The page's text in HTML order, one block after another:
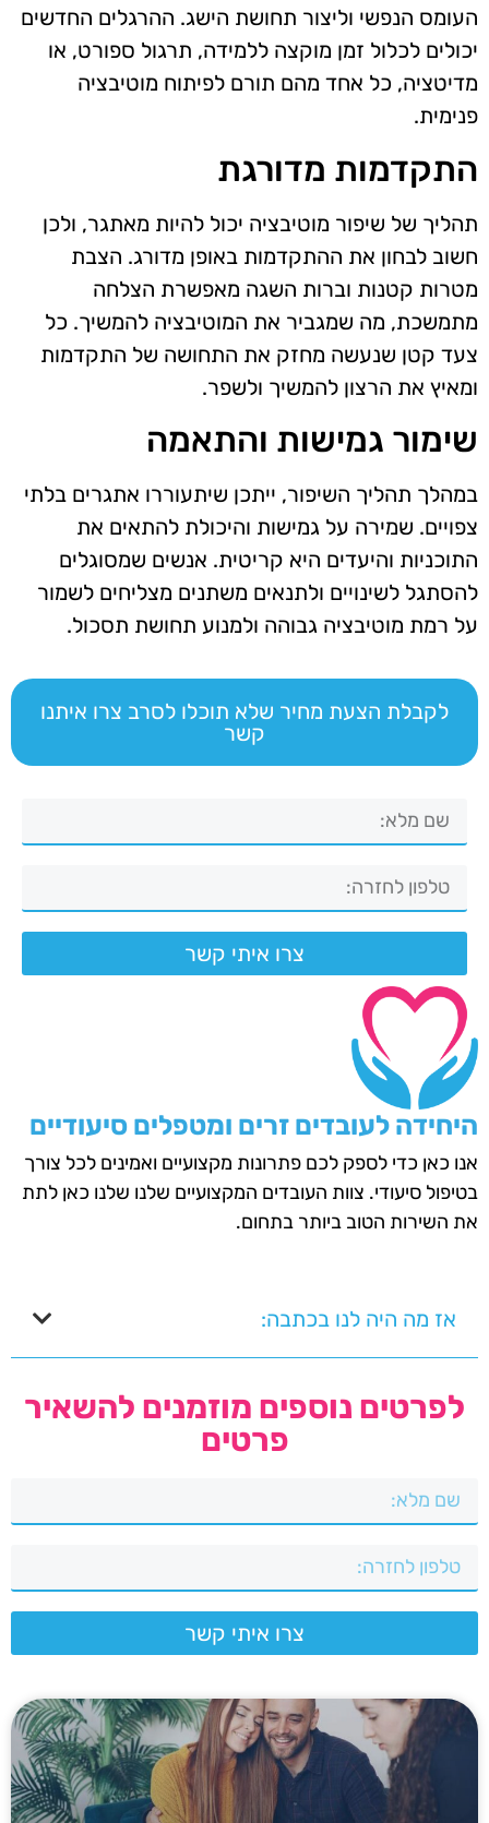
העומס הנפשי וליצור תחושת הישג. ההרגלים החדשים
יכולים לכלול זמן מוקצה ללמידה, תרגול ספורט, או
מדיטציה, כל אחד מהם תורם לפיתוח מוטיבציה
פנימית.
התקדמות מדורגת
תהליך של שיפור מוטיבציה יכול להיות מאתגר, ולכן
חשוב לבחון את ההתקדמות באופן מדורג. הצבת
מטרות קטנות וברות השגה מאפשרת הצלחה
מתמשכת, מה שמגביר את המוטיבציה להמשיך. כל
צעד קטן שנעשה מחזק את התחושה של התקדמות
ומאיץ את הרצון להמשיך ולשפר.
שימור גמישות והתאמה
במהלך תהליך השיפור, ייתכן שיתעוררו אתגרים בלתי
צפויים. שמירה על גמישות והיכולת להתאים את
התוכניות והיעדים היא קריטית. אנשים שמסוגלים
להסתגל לשינויים ולתנאים משתנים מצליחים לשמור
על רמת מוטיבציה גבוהה ולמנוע תחושת תסכול.
לקבלת הצעת מחיר שלא תוכלו לסרב צרו איתנו
קשר
צרו איתי קשר
היחידה לעובדים זרים ומטפלים סיעודיים
אנו כאן כדי לספק לכם פתרונות מקצועיים ואמינים לכל צורך
בטיפול סיעודי. צוות העובדים המקצועיים שלנו שלנו כאן לתת
את השירות הטוב ביותר בתחום.
אז מה היה לנו בכתבה:
לפרטים נוספים מוזמנים להשאיר
פרטים
צרו איתי קשר